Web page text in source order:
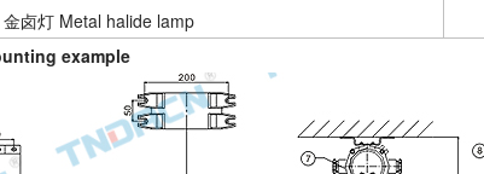
金卤灯 Metal halide lamp
example